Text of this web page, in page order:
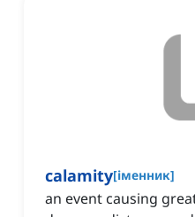
calamity[іменник]
an event causing